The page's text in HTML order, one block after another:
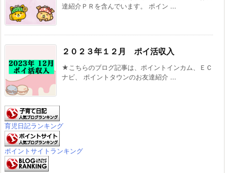
達紹介ＰＲを含んでいます。 ポイン ...
２０２３年１２月 ポイ活収入
★こちらのブログ記事は、ポイントインカム、ＥＣ
ナビ、 ポイントタウンのお友達紹介 ...
育児日記ランキング
ポイントサイトランキング